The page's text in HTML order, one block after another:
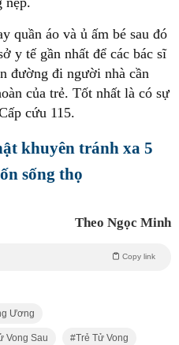
quần áo và ủ ấm bé sau đó
y tế gần nhất để các bác sĩ
đường đi người nhà cần
của trẻ. Tốt nhất là có sự
cứu 115.
khuyên tránh xa 5
sống thọ
Theo Ngọc Minh
Copy link
Ương
Vong Sau Trẻ Tử Vong